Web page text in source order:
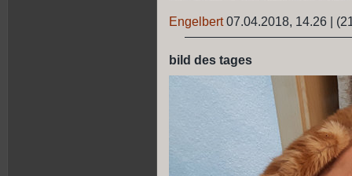
Engelbert 07.04.2018, 14.26
bild des tages